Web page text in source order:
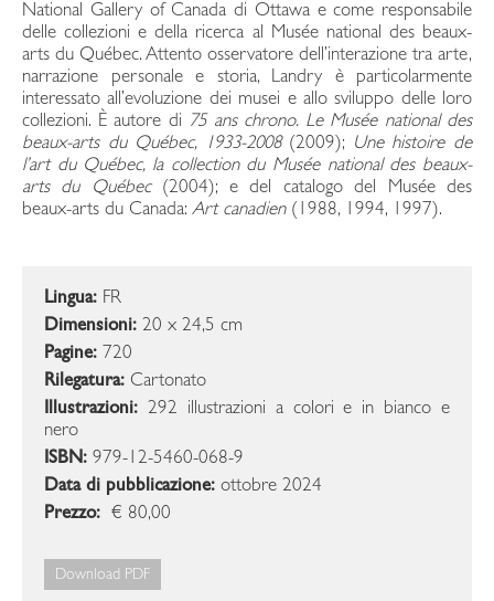
National Gallery of Canada di Ottawa e come responsabile
delle collezioni e della ricerca al Musée national des beaux-
arts du Québec. Attento osservatore dell’interazione tra arte,
narrazione personale e storia, Landry è particolarmente
interessato all’evoluzione dei musei e allo sviluppo delle loro
collezioni. È autore di 75 ans chrono. Le Musée national des
beaux-arts du Québec, 1933-2008(2009); Une histoire de
l’art du Québec, la collection du Musée national des beaux-
arts du Québec(2004); e del catalogo del Musée des
beaux-arts du Canada: Art canadien(1988, 1994, 1997).
Lingua: FR
Dimensioni: 20 x 24,5 cm
Pagine: 720
Rilegatura: Cartonato
Illustrazioni: 292 illustrazioni a colori e in bianco e
nero
ISBN: 979-12-5460-068-9
Data di pubblicazione: ottobre 2024
Prezzo: € 80,00
Download PDF